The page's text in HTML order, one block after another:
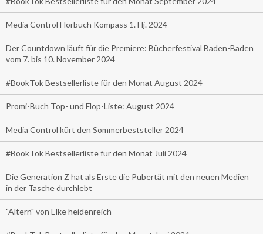
Media Control Hörbuch Kompass 1. Hj. 2024
Der Countdown läuft für die Premiere: Bücherfestival Baden-Baden
vom 7. bis 10. November 2024
#BookTok Bestsellerliste für den Monat August 2024
Promi-Buch Top- und Flop-Liste: August 2024
Media Control kürt den Sommerbeststeller 2024
#BookTok Bestsellerliste für den Monat Juli 2024
Die Generation Z hat als Erste die Pubertät mit den neuen Medien
in der Tasche durchlebt
"Altern" von Elke heidenreich